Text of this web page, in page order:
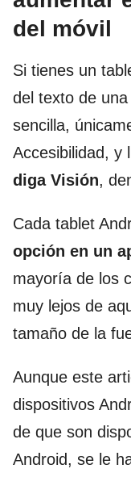
del móvil
Si tienes un
del texto de
sencilla,
Accesibilidad, y
diga Visión,
Cada tablet
opción en un
mayoría de los
muy lejos de
tamaño de la
Aunque este
dispositivos
de que son
Android, se le